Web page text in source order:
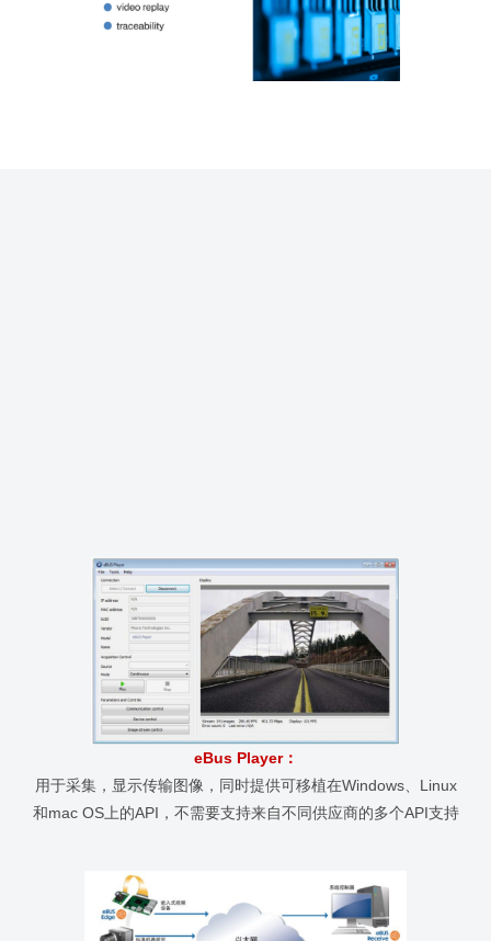
eBus Player：
用于采集，显示传输图像，同时提供可移植在Windows、Linux
和mac OS上的API，不需要支持来自不同供应商的多个API支持